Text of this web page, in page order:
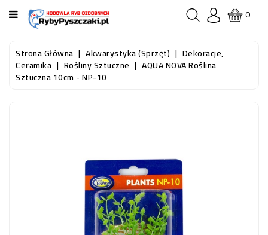
KATEGORIA
STRONA
GŁÓWNA
0
Strona Główna Akwarystyka (sprzęt) Dekoracje,
Ceramika Rośliny Sztuczne AQUA NOVA Roślina
Sztuczna 10cm - NP-10